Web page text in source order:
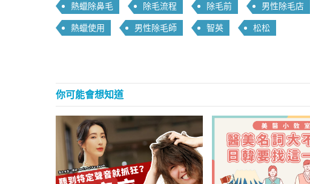
熱蠟除鼻毛 除毛流程 除毛前 男性除毛店
熱蠟使用 男性除毛師 智英 松松
你可能會想知道